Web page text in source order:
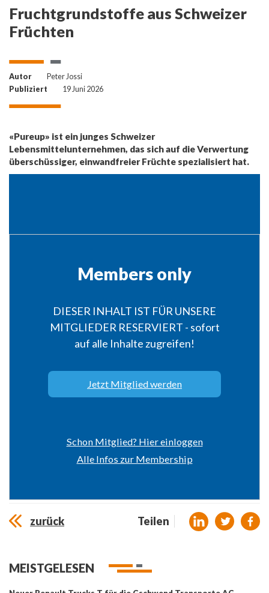
Fruchtgrundstoffe aus Schweizer
Früchten
Autor
Peter Jossi
Publiziert
19 Juni 2026
«Pureup» ist ein junges Schweizer
Lebensmittelunternehmen, das sich auf die Verwertung
überschüssiger, einwandfreier Früchte spezialisiert hat.
Members only
DIESER INHALT IST FÜR UNSERE
MITGLIEDER RESERVIERT - sofort
auf alle Inhalte zugreifen!
Jetzt Mitglied werden
Schon Mitglied? Hier einloggen
Alle Infos zur Membership
zurück Teilen
MEISTGELESEN